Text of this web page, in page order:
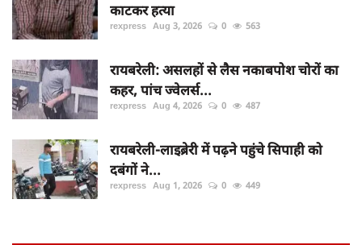
काटकर हत्या
rexpress Aug 3, 2026 0 563
रायबरेली: असलहों से लैस नकाबपोश चोरों का
कहर, पांच ज्वेलर्स...
rexpress Aug 4, 2026 0 487
रायबरेली-लाइब्रेरी में पढ़ने पहुंचे सिपाही को
दबंगों ने...
rexpress Aug 1, 2026 0 449